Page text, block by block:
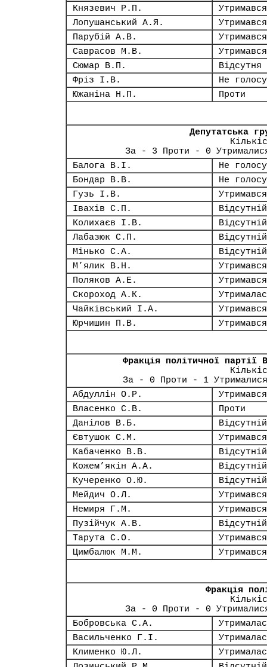
Князевич Р.П.
Утримався
Лопушанський А.Я.
Утримався
Парубій А.В.
Утримався
Саврасов М.В.
Утримався
Сюмар В.П.
Відсутня
Фріз І.В.
Не
Южаніна Н.П.
Проти
Депутатська
За - 3 Проти - 0
Балога В.І.
Не
Бондар В.В.
Не
Гузь І.В.
Утримався
Івахів С.П.
Відсутній
Колихаєв І.В.
Відсутній
Лабазюк С.П.
Відсутній
Мінько С.А.
Відсутній
М’ялик В.Н.
Утримався
Поляков А.Е.
Утримався
Скороход А.К.
Чайківський І.А.
Утримався
Юрчишин П.В.
Утримався
Фракція політичної партії
За - 0 Проти - 1
Абдуллін О.Р.
Утримався
Власенко С.В.
Проти
Данілов В.Б.
Відсутній
Євтушок С.М.
Утримався
Кабаченко В.В.
Відсутній
Кожем’якін А.А.
Відсутній
Кучеренко О.Ю.
Відсутній
Мейдич О.Л.
Утримався
Немиря Г.М.
Утримався
Пузійчук А.В.
Відсутній
Тарута С.О.
Утримався
Цимбалюк М.М.
Утримався
Фракція
За - 0 Проти - 0
Бобровська С.А.
Васильченко Г.І.
Клименко Ю.Л.